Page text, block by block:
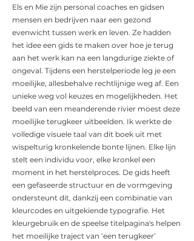
Els en Mie zijn personal coaches en gidsen
mensen en bedrijven naar een gezond
evenwicht tussen werk en leven. Ze hadden
het idee een gids te maken over hoe je terug
aan het werk kan na een langdurige ziekte of
ongeval. Tijdens een herstelperiode leg je een
moeilijke, allesbehalve rechtlijnige weg af. Een
unieke weg vol keuzes en mogelijkheden. Het
beeld van een meanderende rivier moest deze
moeilijke terugkeer uitbeelden. Ik werkte de
volledige visuele taal van dit boek uit met
wispelturig kronkelende bonte lijnen. Elke lijn
stelt een individu voor, elke kronkel een
moment in het herstelproces. De gids heeft
een gefaseerde structuur en de vormgeving
ondersteunt dit, dankzij een combinatie van
kleurcodes en uitgekiende typografie. Het
kleurgebruik en de speelse titelpagina's helpen
het moeilijke traject van ‘een terugkeer’